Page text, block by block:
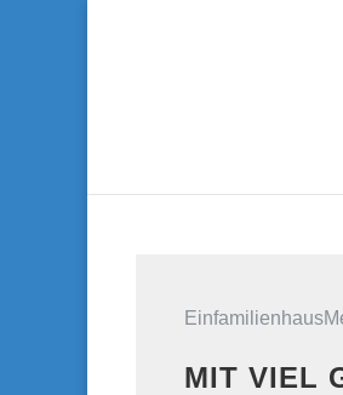
MIT VIEL